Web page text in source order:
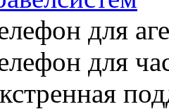
для
для